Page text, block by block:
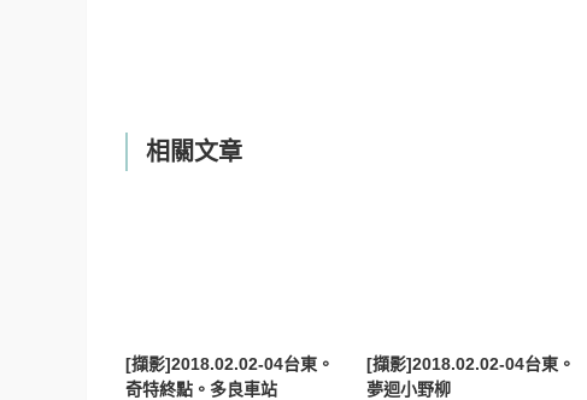
相關文章
[擷影]2018.02.02-04台東。
奇特終點。多良車站
[擷影]2018.02.02-04台東。
夢迴小野柳